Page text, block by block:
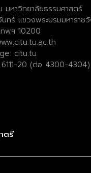
มหาวิทยาลัยธรรมศาสตร์
ทร์ แขวงพระบรมมหาราช
ทพฯ 10200
citu.tu
20 (ต่อ 4300-4304)
ตรี